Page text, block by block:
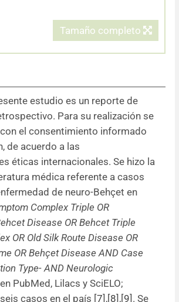
Tamaño completo
estudio es un reporte de
Para su realización se
el consentimiento informado
de acuerdo a las
éticas internacionales. Se hizo la
médica referente a casos
de neuro-Behçet en
Complex Triple OR
Disease OR Behcet Triple
OR Old Silk Route Disease OR
OR Behçet Disease AND Case
Type- AND Neurologic
PubMed, Lilacs y SciELO;
casos en el país [7] ,[8] ,[9]. Se